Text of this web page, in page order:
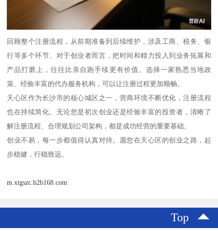
回顾整个注册流程，从前期准备到后续维护，涉及工商、税务、银
行等多个环节。对于创业者而言，把时间和精力投入到业务拓展和
产品打磨上，往往比亲自跑手续更有价值。选择一家熟悉当地政
策、经验丰富的代办服务机构，可以让注册过程更加顺畅。
天心区作为长沙市的核心城区之一，营商环境不断优化，注册流程
也在持续简化。无论您是初次创业还是经验丰富的投资者，清晰了
解注册流程、合理规划公司架构，都是成功经营的重要基础。
创业不易，每一步都值得认真对待。愿您在天心区的创业之路，起
步稳健，行稳致远。
m.xtgszc.b2b168.com
Top